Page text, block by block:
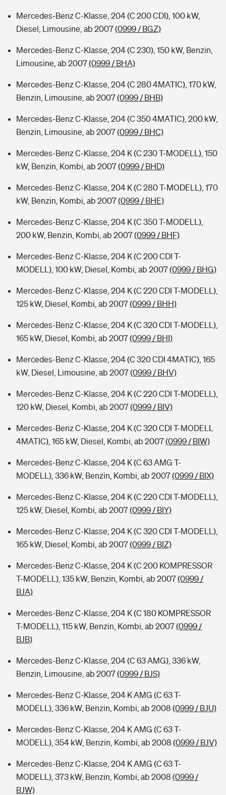
Mercedes-Benz C-Klasse, 204 (C 200 CDI), 100 kW,
Diesel, Limousine, ab 2007(0999 / BGZ)
Mercedes-Benz C-Klasse, 204 (C 230), 150 kW, Benzin,
Limousine, ab 2007(0999 / BHA)
Mercedes-Benz C-Klasse, 204 (C 280 4MATIC), 170 kW,
Benzin, Limousine, ab 2007(0999 / BHB)
Mercedes-Benz C-Klasse, 204 (C 350 4MATIC), 200 kW,
Benzin, Limousine, ab 2007(0999 / BHC)
Mercedes-Benz C-Klasse, 204 K (C 230 T-MODELL), 150
kW, Benzin, Kombi, ab 2007(0999 / BHD)
Mercedes-Benz C-Klasse, 204 K (C 280 T-MODELL), 170
kW, Benzin, Kombi, ab 2007(0999 / BHE)
Mercedes-Benz C-Klasse, 204 K (C 350 T-MODELL),
200 kW, Benzin, Kombi, ab 2007(0999 / BHF)
Mercedes-Benz C-Klasse, 204 K (C 200 CDI T-
MODELL), 100 kW, Diesel, Kombi, ab 2007(0999 / BHG)
Mercedes-Benz C-Klasse, 204 K (C 220 CDI T-MODELL),
125 kW, Diesel, Kombi, ab 2007(0999 / BHH)
Mercedes-Benz C-Klasse, 204 K (C 320 CDI T-MODELL),
165 kW, Diesel, Kombi, ab 2007(0999 / BHI)
Mercedes-Benz C-Klasse, 204 (C 320 CDI 4MATIC), 165
kW, Diesel, Limousine, ab 2007(0999 / BHV)
Mercedes-Benz C-Klasse, 204 K (C 220 CDI T-MODELL),
120 kW, Diesel, Kombi, ab 2007(0999 / BIV)
Mercedes-Benz C-Klasse, 204 K (C 320 CDI T-MODELL
4MATIC), 165 kW, Diesel, Kombi, ab 2007(0999 / BIW)
Mercedes-Benz C-Klasse, 204 K (C 63 AMG T-
MODELL), 336 kW, Benzin, Kombi, ab 2007(0999 / BIX)
Mercedes-Benz C-Klasse, 204 K (C 220 CDI T-MODELL),
125 kW, Diesel, Kombi, ab 2007(0999 / BIY)
Mercedes-Benz C-Klasse, 204 K (C 320 CDI T-MODELL),
165 kW, Diesel, Kombi, ab 2007(0999 / BIZ)
Mercedes-Benz C-Klasse, 204 K (C 200 KOMPRESSOR
T-MODELL), 135 kW, Benzin, Kombi, ab 2007(0999 /
BJA)
Mercedes-Benz C-Klasse, 204 K (C 180 KOMPRESSOR
T-MODELL), 115 kW, Benzin, Kombi, ab 2007(0999 /
BJB)
Mercedes-Benz C-Klasse, 204 (C 63 AMG), 336 kW,
Benzin, Limousine, ab 2007(0999 / BJS)
Mercedes-Benz C-Klasse, 204 K AMG (C 63 T-
MODELL), 336 kW, Benzin, Kombi, ab 2008 (0999 / BJU)
Mercedes-Benz C-Klasse, 204 K AMG (C 63 T-
MODELL), 354 kW, Benzin, Kombi, ab 2008 (0999 / BJV)
Mercedes-Benz C-Klasse, 204 K AMG (C 63 T-
MODELL), 373 kW, Benzin, Kombi, ab 2008 (0999 /
BJW)